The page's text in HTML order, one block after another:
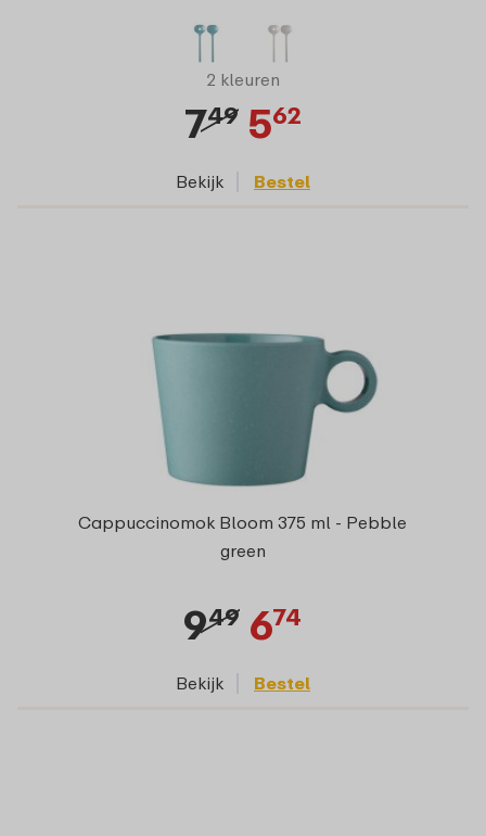
2 kleuren
749 562
Bekijk Bestel
Cappuccinomok Bloom 375 ml - Pebble
green
949 674
Bekijk Bestel